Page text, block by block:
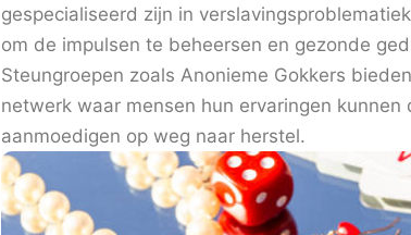
gespecialiseerd zijn in
om de impulsen te beheersen en gezonde
Steungroepen zoals Anonieme Gokkers
netwerk waar mensen hun ervaringen kunnen
aanmoedigen op weg naar herstel.